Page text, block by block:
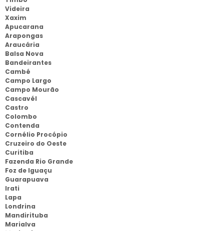
Videira
Xaxim
Apucarana
Arapongas
Araucária
Balsa Nova
Bandeirantes
Cambé
Campo Largo
Campo Mourão
Cascavél
Castro
Colombo
Contenda
Cornélio Procópio
Cruzeiro do Oeste
Curitiba
Fazenda Rio Grande
Foz de Iguaçu
Guarapuava
Irati
Lapa
Londrina
Mandirituba
Marialva